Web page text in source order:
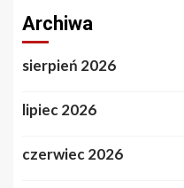
Archiwa
sierpień 2026
lipiec 2026
czerwiec 2026